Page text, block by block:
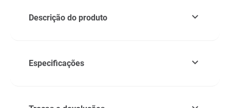
Descrição do produto
Especificações